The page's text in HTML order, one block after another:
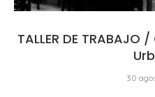
TALLER DE
30